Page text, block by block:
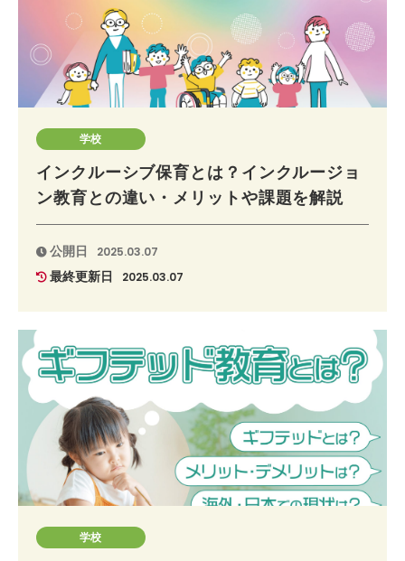
学校
インクルーシブ保育とは？インクルージョ
ン教育との違い・メリットや課題を解説
公開日 2025.03.07
最終更新日 2025.03.07
学校